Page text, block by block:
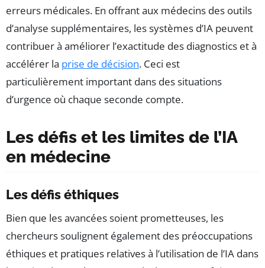
erreurs médicales. En offrant aux médecins des outils
d’analyse supplémentaires, les systèmes d’IA peuvent
contribuer à améliorer l’exactitude des diagnostics et à
accélérer la prise de décision. Ceci est
particulièrement important dans des situations
d’urgence où chaque seconde compte.
Les défis et les limites de l’IA
en médecine
Les défis éthiques
Bien que les avancées soient prometteuses, les
chercheurs soulignent également des préoccupations
éthiques et pratiques relatives à l’utilisation de l’IA dans